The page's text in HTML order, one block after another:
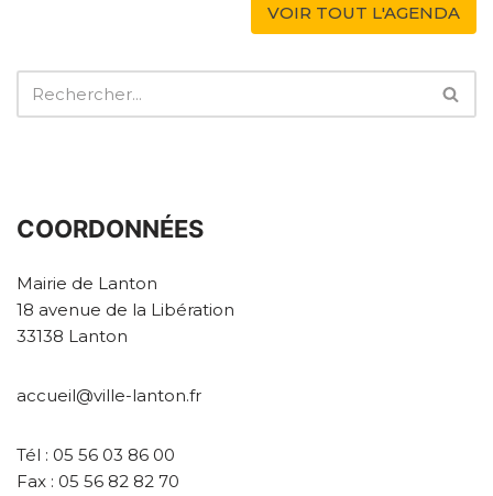
VOIR TOUT L'AGENDA
COORDONNÉES
Mairie de Lanton
18 avenue de la Libération
33138 Lanton
accueil@ville-lanton.fr
Tél : 05 56 03 86 00
Fax : 05 56 82 82 70